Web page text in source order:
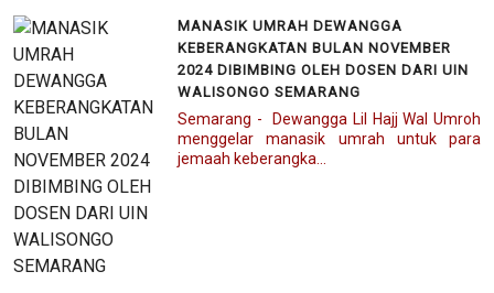
MANASIK UMRAH DEWANGGA
KEBERANGKATAN BULAN NOVEMBER
2024 DIBIMBING OLEH DOSEN DARI UIN
WALISONGO SEMARANG
Semarang - Dewangga Lil Hajj Wal Umroh
menggelar manasik umrah untuk para
jemaah keberangka...